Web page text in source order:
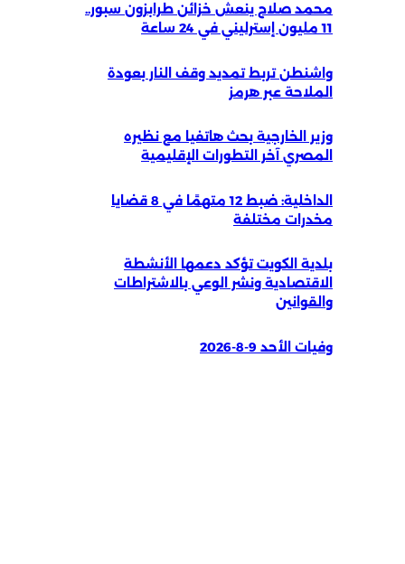
محمد صلاح ينعش خزائن طرابزون سبور..
11 مليون إسترليني في 24 ساعة
واشنطن تربط تمديد وقف النار بعودة
الملاحة عبر هرمز
وزير الخارجية بحث هاتفيا مع نظيره
المصري آخر التطورات الإقليمية
الداخلية: ضبط 12 متهمًا في 8 قضايا
مخدرات مختلفة
بلدية الكويت تؤكد دعمها الأنشطة
الاقتصادية ونشر الوعي بالاشتراطات
والقوانين
وفيات الأحد 9-8-2026